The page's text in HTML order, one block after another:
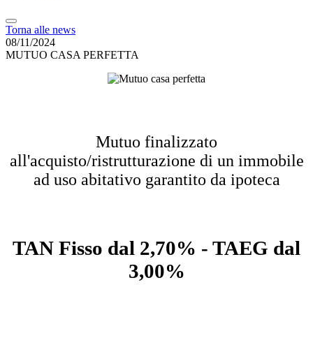
Torna alle news
08/11/2024
MUTUO CASA PERFETTA
Mutuo finalizzato
all'acquisto/ristrutturazione di un immobile
ad uso abitativo garantito da ipoteca
TAN Fisso dal 2,70% - TAEG dal
3,00%